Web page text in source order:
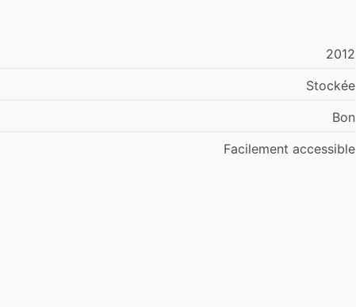
2012
Stockée
Bon
Facilement accessible